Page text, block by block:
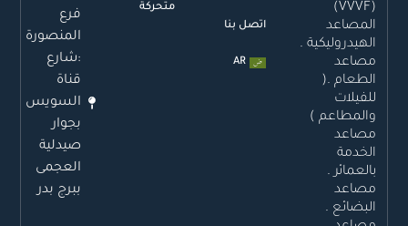
(VVVF)
المصاعد
الهيدروليكية .
مصاعد
الطعام .(
للفيلات
والمطاعم )
مصاعد
الخدمة
بالعمائر .
مصاعد
البضائع .
اتصل بنا
AR
متحركة
فرع
المنصورة
:شارع
قناة
السويس
بجوار
صيدلية
العجمى
ببرج بدر